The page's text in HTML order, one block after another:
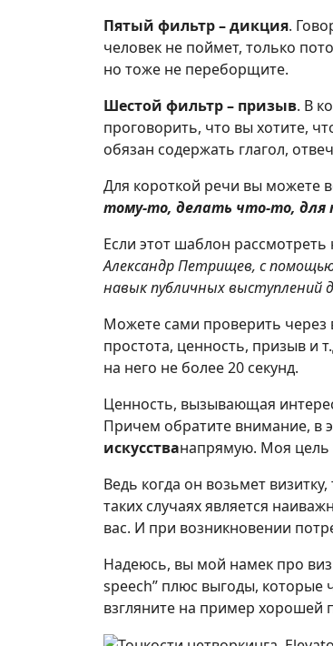
Пятый фильтр – дикция.
человек не поймет, только
но тоже не переборщите.
Шестой фильтр – призыв. В
проговорить, что вы хотите,
обязан содержать глагол,
Для короткой речи вы можете
тому-то, делать что-то, для
Если этот шаблон
Александр Петрищев, с
навык публичных выступлений
Можете сами проверить через
простота, ценность, призыв и
на него не более 20 секунд.
Ценность, вызывающая
Причем обратите внимание, в
искусстванапрямую. Моя цель
Ведь когда он возьмет
таких случаях является
вас. И при возникновении
Надеюсь, вы мой намек про
speech” плюс выгоды, которые
взгляните на пример хорошей